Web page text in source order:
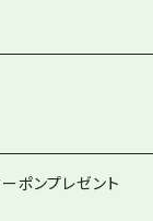
ポンプレゼント